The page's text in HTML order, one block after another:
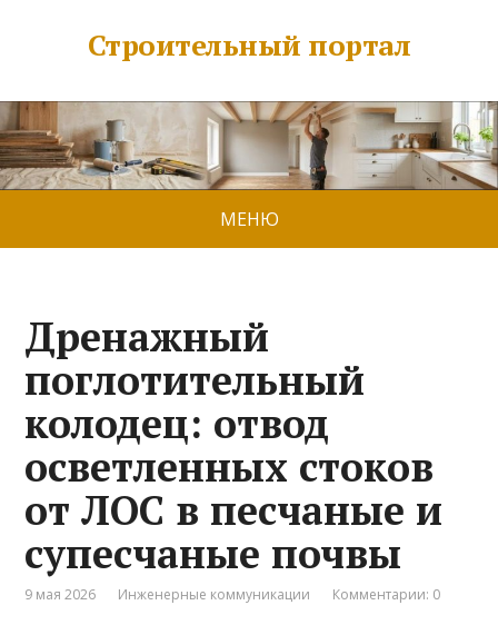
Строительный портал
МЕНЮ
Дренажный
поглотительный
колодец: отвод
осветленных стоков
от ЛОС в песчаные и
супесчаные почвы
9 мая 2026 Инженерные коммуникации Комментарии: 0